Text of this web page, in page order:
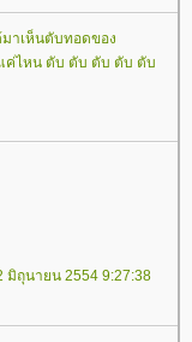
าเห็นตับทอดของ
ค่ไหน ตับ ตับ ตับ ตับ ตับ
มิถุนายน 2554 9:27:38